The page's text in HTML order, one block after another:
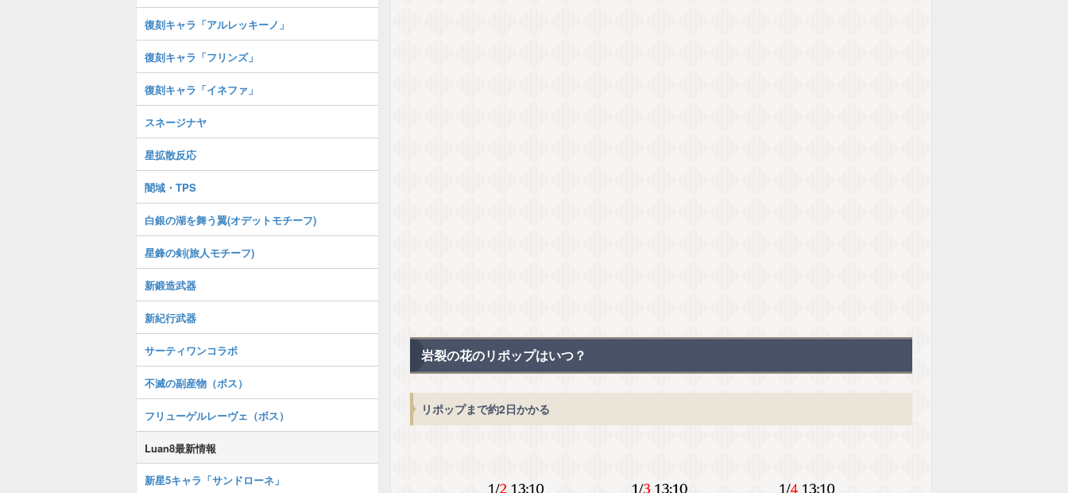
岩裂の花のリポップはいつ？
リポップまで約2日かかる
復刻キャラ「アルレッキーノ」
復刻キャラ「フリンズ」
復刻キャラ「イネファ」
スネージナヤ
星拡散反応
闇域・TPS
白銀の湖を舞う翼(オデットモチーフ)
星鋒の剣(旅人モチーフ)
新鍛造武器
新紀行武器
サーティワンコラボ
不滅の副産物（ボス）
フリューゲルレーヴェ（ボス）
Luan8最新情報
新星5キャラ「サンドローネ」